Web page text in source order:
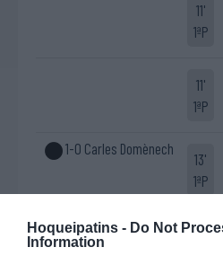
Hoqueipatins - Do Not
Information
11'
1ªP
11'
1ªP
1-0 Carles Domènech
13'
1ªP
Advertência verbal
Sergio "Sergi" Miras
14'